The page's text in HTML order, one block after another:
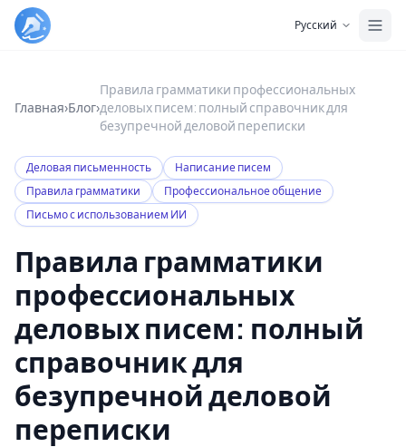
Русский
Главная›Блог›
Правила грамматики профессиональных
деловых писем: полный справочник для
безупречной деловой переписки
Деловая письменность
Написание писем
Правила грамматики
Профессиональное общение
Письмо с использованием ИИ
Правила грамматики
профессиональных
деловых писем: полный
справочник для
безупречной деловой
переписки